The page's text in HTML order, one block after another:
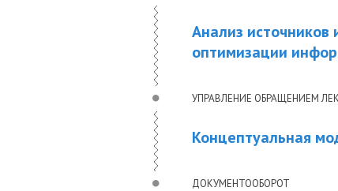
Анализ
оптимизации
УПРАВЛЕНИЕ ОБРАЩЕНИЕМ
Концептуальная
ДОКУМЕНТООБОРОТ